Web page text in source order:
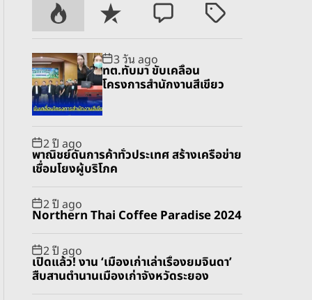
P
o
p
u
l
a
r
R
e
c
e
n
t
C
o
m
m
e
T
g
e
3 วัน ago
ทต.ทับมา ขับเคลื่อน
โครงการสำนักงานสีเขียว
2 ปี ago
พาณิชย์ดันการค้าทั่วประเทศ สร้างเครือข่าย
เชื่อมโยงผู้บริโภค
2 ปี ago
Northern Thai Coffee Paradise 2024
2 ปี ago
เปิดแล้ว! งาน ‘เมืองเก่าเล่าเรื่องยมจินดา’
สืบสานตำนานเมืองเก่าจังหวัดระยอง